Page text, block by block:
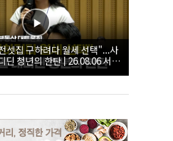
셋집 구하려다 월세 선택"...사
딘 청년의 한탄 | 26.08.06 서울
론회